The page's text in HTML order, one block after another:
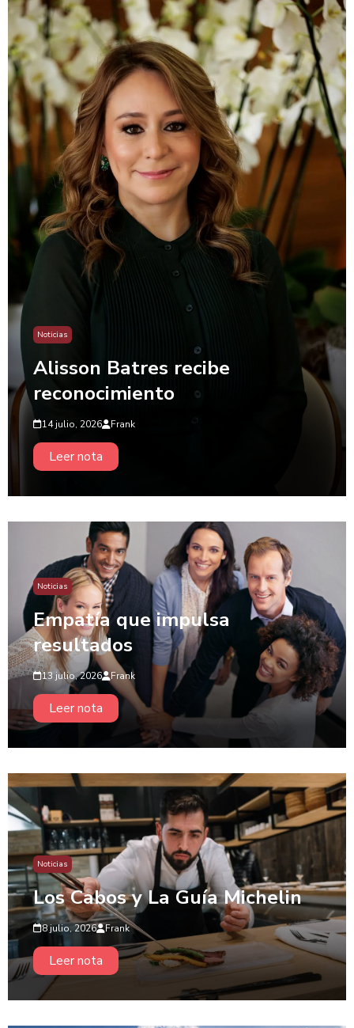
Noticias
Alisson Batres recibe
reconocimiento
14 julio, 2026 Frank
Leer nota
Noticias
Empatía que impulsa
resultados
13 julio, 2026 Frank
Leer nota
Noticias
Los Cabos y La Guía Michelin
8 julio, 2026 Frank
Leer nota